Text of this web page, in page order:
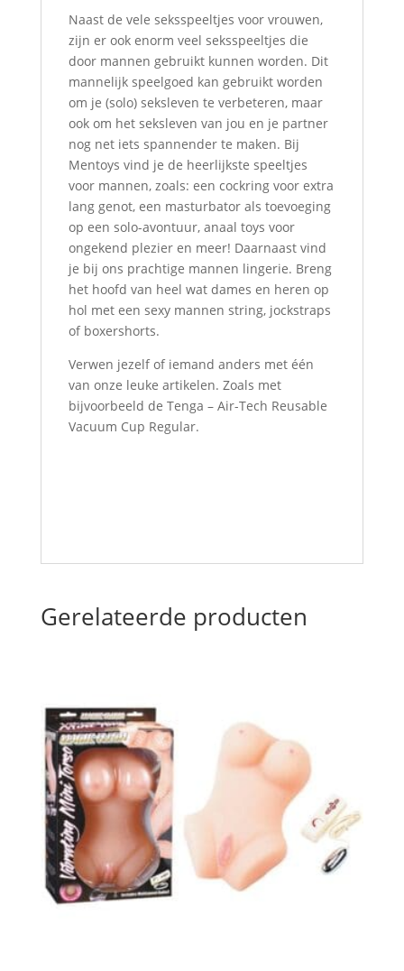
Naast de vele seksspeeltjes voor vrouwen,
zijn er ook enorm veel seksspeeltjes die
door mannen gebruikt kunnen worden. Dit
mannelijk speelgoed kan gebruikt worden
om je (solo) seksleven te verbeteren, maar
ook om het seksleven van jou en je partner
nog net iets spannender te maken. Bij
Mentoys vind je de heerlijkste speeltjes
voor mannen, zoals: een cockring voor extra
lang genot, een masturbator als toevoeging
op een solo-avontuur, anaal toys voor
ongekend plezier en meer! Daarnaast vind
je bij ons prachtige mannen lingerie. Breng
het hoofd van heel wat dames en heren op
hol met een sexy mannen string, jockstraps
of boxershorts.
Verwen jezelf of iemand anders met één
van onze leuke artikelen. Zoals met
bijvoorbeeld de Tenga – Air-Tech Reusable
Vacuum Cup Regular.
Gerelateerde producten